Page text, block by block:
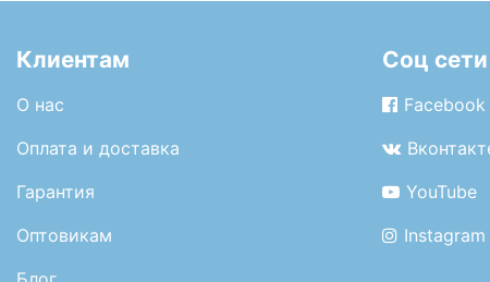
Клиентам
О нас
Оплата и доставка
Гарантия
Оптовикам
Соц сети
Facebook
YouTube
Instagram